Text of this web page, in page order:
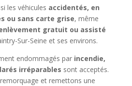
les véhicules accidentés, en
ou sans carte grise, même
gratuit ou assisté
Sur-Seine et ses environs.
endommagés par incendie,
irréparables sont acceptés.
et remettons une